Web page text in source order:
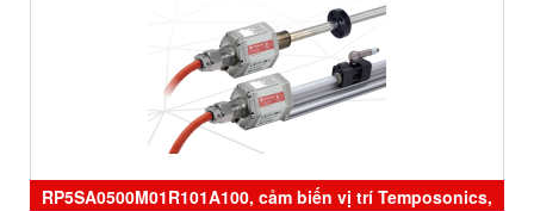
RP5SA0500M01R101A100, cảm biến vị trí Temposonics,